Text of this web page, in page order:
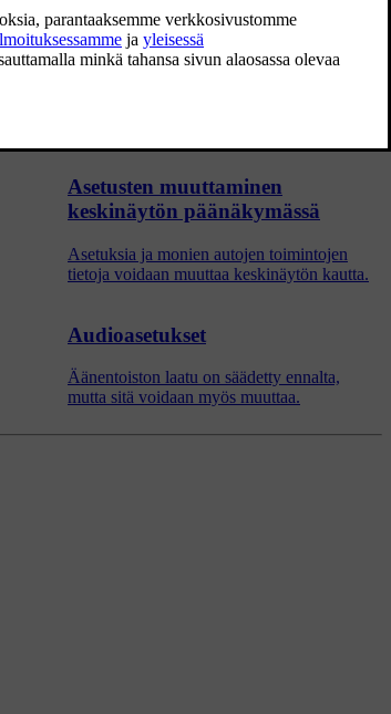
Keskinäytön kuvaus
Asetusten muuttaminen
keskinäytön päänäkymässä
Asetuksia ja monien autojen toimintojen
tietoja voidaan muuttaa keskinäytön kautta.
Audioasetukset
Äänentoiston laatu on säädetty ennalta,
mutta sitä voidaan myös muuttaa.